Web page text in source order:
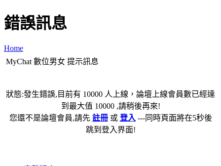
錯誤訊息
Home
MyChat 數位男女 提示訊息
狀態:發生錯誤,目前有 10000 人上線，論壇上線會員數已經達
到最大值 10000 ,請稍後再來!
您還不是論壇會員,請先 註冊或 登入 ---同時頁面將在5秒後
跳到登入界面!